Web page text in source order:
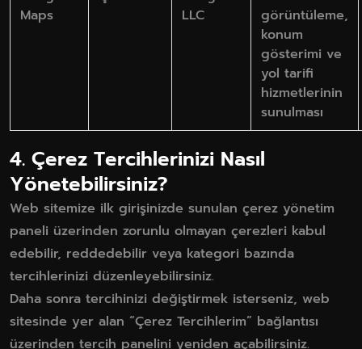
Maps
LLC
görüntüleme,
konum
gösterimi ve
yol tarifi
hizmetlerinin
sunulması
4. Çerez Tercihlerinizi Nasıl
Yönetebilirsiniz?
Web sitemize ilk girişinizde sunulan çerez yönetim
paneli üzerinden zorunlu olmayan çerezleri kabul
edebilir, reddedebilir veya kategori bazında
tercihlerinizi düzenleyebilirsiniz.
Daha sonra tercihinizi değiştirmek isterseniz, web
sitesinde yer alan “Çerez Tercihlerim” bağlantısı
üzerinden tercih panelini yeniden açabilirsiniz.